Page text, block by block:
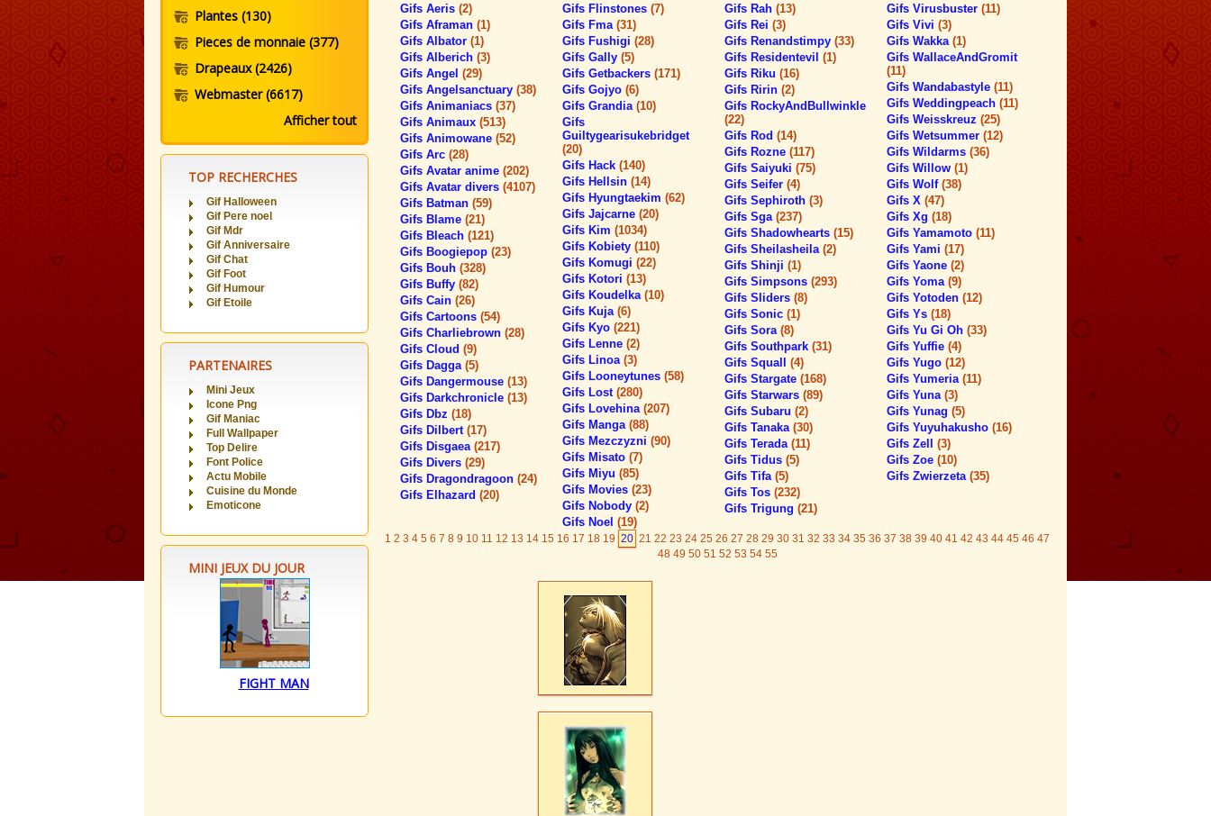
Plantes (130)
Pieces de monnaie (377)
Drapeaux(2426)
Webmaster(6617)
Afficher tout
TOP RECHERCHES
Gif Halloween
Gif Pere noel
Gif Mdr
Gif Anniversaire
Gif Chat
Gif Foot
Gif Humour
Gif Etoile
PARTENAIRES
Mini Jeux
Icone Png
Gif Maniac
Full Wallpaper
Top Delire
Font Police
Actu Mobile
Cuisine du Monde
Emoticone
MINI JEUX DU JOUR
FIGHT MAN
Gifs Aeris (2)
Gifs Aframan (1)
Gifs Albator (1)
Gifs Alberich (3)
Gifs Angel (29)
Gifs Angelsanctuary (38)
Gifs Animaniacs (37)
Gifs Animaux (513)
Gifs Animowane (52)
Gifs Arc (28)
Gifs Avatar anime (202)
Gifs Avatar divers (4107)
Gifs Batman (59)
Gifs Blame (21)
Gifs Bleach (121)
Gifs Boogiepop (23)
Gifs Bouh (328)
Gifs Buffy (82)
Gifs Cain (26)
Gifs Cartoons (54)
Gifs Charliebrown (28)
Gifs Cloud (9)
Gifs Dagga (5)
Gifs Dangermouse (13)
Gifs Darkchronicle (13)
Gifs Dbz (18)
Gifs Dilbert (17)
Gifs Disgaea (217)
Gifs Divers (29)
Gifs Dragondragoon (24)
Gifs Elhazard (20)
Gifs Flinstones (7)
Gifs Fma (31)
Gifs Fushigi (28)
Gifs Gally (5)
Gifs Getbackers (171)
Gifs Gojyo (6)
Gifs Grandia (10)
Gifs
Guiltygearisukebridget
(20)
Gifs Hack (140)
Gifs Hellsin (14)
Gifs Hyungtaekim (62)
Gifs Jajcarne (20)
Gifs Kim (1034)
Gifs Kobiety (110)
Gifs Komugi (22)
Gifs Kotori (13)
Gifs Koudelka (10)
Gifs Kuja (6)
Gifs Kyo (221)
Gifs Lenne (2)
Gifs Linoa (3)
Gifs Looneytunes (58)
Gifs Lost (280)
Gifs Lovehina (207)
Gifs Manga (88)
Gifs Mezczyzni (90)
Gifs Misato (7)
Gifs Miyu (85)
Gifs Movies (23)
Gifs Nobody (2)
Gifs Noel (19)
Gifs Rah (13)
Gifs Rei (3)
Gifs Renandstimpy (33)
Gifs Residentevil (1)
Gifs Riku (16)
Gifs Ririn (2)
Gifs RockyAndBullwinkle
(22)
Gifs Rod (14)
Gifs Rozne (117)
Gifs Saiyuki (75)
Gifs Seifer (4)
Gifs Sephiroth (3)
Gifs Sga (237)
Gifs Shadowhearts (15)
Gifs Sheilasheila (2)
Gifs Shinji (1)
Gifs Simpsons (293)
Gifs Sliders (8)
Gifs Sonic (1)
Gifs Sora (8)
Gifs Southpark (31)
Gifs Squall (4)
Gifs Stargate (168)
Gifs Starwars (89)
Gifs Subaru (2)
Gifs Tanaka (30)
Gifs Terada (11)
Gifs Tidus (5)
Gifs Tifa (5)
Gifs Tos (232)
Gifs Trigung (21)
Gifs Virusbuster (11)
Gifs Vivi (3)
Gifs Wakka (1)
Gifs WallaceAndGromit
(11)
Gifs Wandabastyle (11)
Gifs Weddingpeach (11)
Gifs Weisskreuz (25)
Gifs Wetsummer (12)
Gifs Wildarms (36)
Gifs Willow (1)
Gifs Wolf (38)
Gifs X (47)
Gifs Xg (18)
Gifs Yamamoto (11)
Gifs Yami (17)
Gifs Yaone (2)
Gifs Yoma (9)
Gifs Yotoden (12)
Gifs Ys (18)
Gifs Yu Gi Oh (33)
Gifs Yuffie (4)
Gifs Yugo (12)
Gifs Yumeria (11)
Gifs Yuna (3)
Gifs Yunag (5)
Gifs Yuyuhakusho (16)
Gifs Zell (3)
Gifs Zoe (10)
Gifs Zwierzeta (35)
1 2 3 4 5 6 7 8 9 10 11 12 13 14 15 16 17 18 19 20 21 22 23 24 25 26 27 28 29 30 31 32 33 34 35 36 37 38 39 40 41 42 43 44 45 46 47
48 49 50 51 52 53 54 55